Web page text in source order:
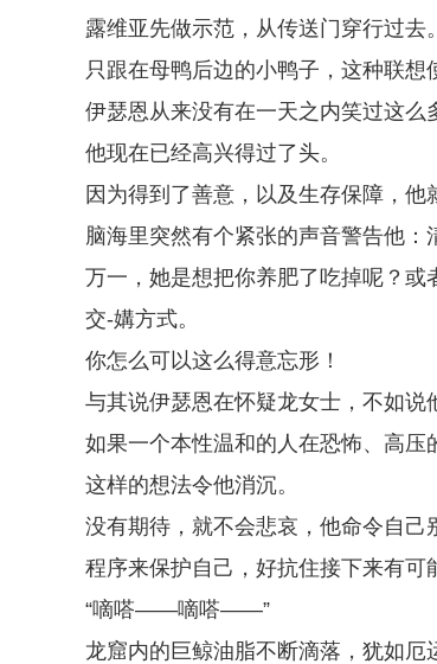
露维亚先做示范，从传送门穿行过
只跟在母鸭后边的小鸭子，这种联想
伊瑟恩从来没有在一天之内笑过这么
他现在已经高兴得过了头。
因为得到了善意，以及生存保障，他
脑海里突然有个紧张的声音警告他：
万一，她是想把你养肥了吃掉呢？
交-媾方式。
你怎么可以这么得意忘形！
与其说伊瑟恩在怀疑龙女士，不如说
如果一个本性温和的人在恐怖、高压
这样的想法令他消沉。
没有期待，就不会悲哀，他命令自
程序来保护自己，好抗住接下来有可
“嘀嗒——嘀嗒——”
龙窟内的巨鲸油脂不断滴落，犹如